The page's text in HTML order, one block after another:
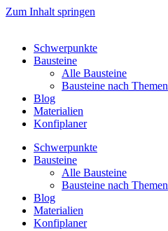
Zum Inhalt springen
Schwerpunkte
Bausteine
Alle Bausteine
Bausteine nach Themen
Blog
Materialien
Konfiplaner
Schwerpunkte
Bausteine
Alle Bausteine
Bausteine nach Themen
Blog
Materialien
Konfiplaner